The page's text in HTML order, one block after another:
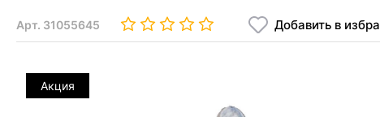
Арт. 31055645 Добавить в
Акция